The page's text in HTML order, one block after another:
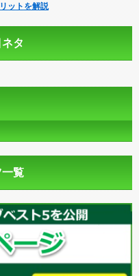
ットを解説
タ
一覧